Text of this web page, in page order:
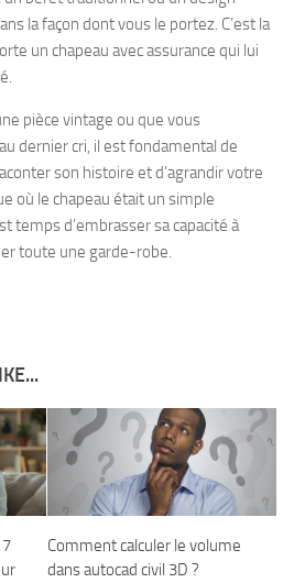
la façon dont vous le portez. C’est la
un chapeau avec assurance qui lui
pièce vintage ou que vous
dernier cri, il est fondamental de
son histoire et d’agrandir votre
où le chapeau était un simple
temps d’embrasser sa capacité à
toute une garde-robe.
Comment calculer le volume
dans autocad civil 3D ?